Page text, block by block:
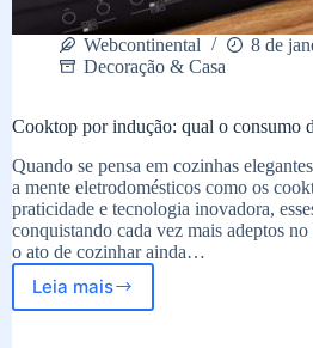
Webcontinental
8 de
Decoração & Casa
Cooktop por indução: qual o consumo
Quando se pensa em cozinhas
a mente eletrodomésticos como os
praticidade e tecnologia inovadora,
conquistando cada vez mais adeptos
o ato de cozinhar ainda…
Leia maisCooktop